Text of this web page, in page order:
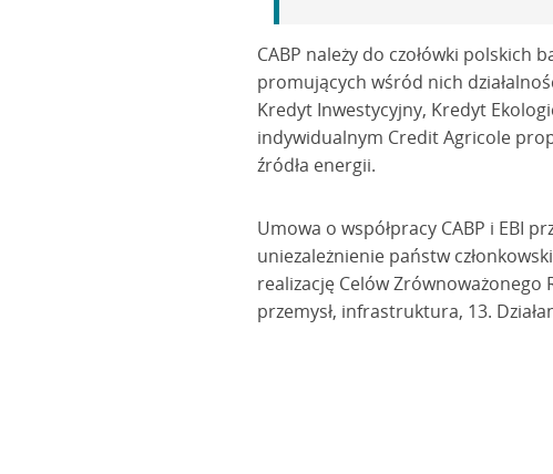
CABP należy do czołówki
promujących wśród nich
Kredyt Inwestycyjny, Kredyt
indywidualnym Credit Agricole
źródła energii.
Umowa o współpracy CABP i EBI
uniezależnienie państw
realizację Celów Zrównoważonego
przemysł, infrastruktura, 13.